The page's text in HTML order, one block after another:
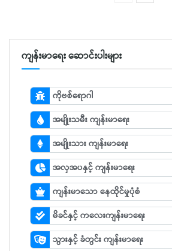
ကျန်းမာရေး ဆောင်းပါးများ
ကိုဗစ်ရောဂါ
အမျိုးသမီး ကျန်းမာရေး
အမျိုးသား ကျန်းမာရေး
အလှအပနှင့် ကျန်းမာရေး
ကျန်းမာသော နေထိုင်မှုပုံစံ
မိခင်နှင့် ကလေးကျန်းမာရေး
သွားနှင့် ခံတွင်း ကျန်းမာရေး